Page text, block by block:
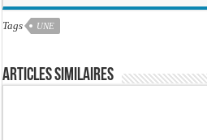
Tags UNE
Articles similaires